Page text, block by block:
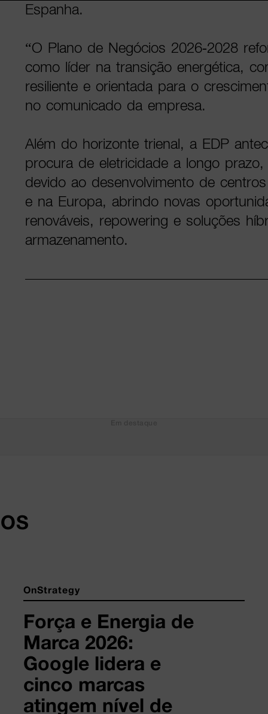
Espanha.
“O Plano de Negócios 2026-2028
como líder na transição energética,
resiliente e orientada para o
no comunicado da empresa.
Além do horizonte trienal, a EDP
procura de eletricidade a longo prazo,
devido ao desenvolvimento de
e na Europa, abrindo novas
renováveis, repowering e soluções
armazenamento.
OnStrategy
Força e Energia de
Marca 2026:
Google lidera e
cinco marcas
atingem nível de